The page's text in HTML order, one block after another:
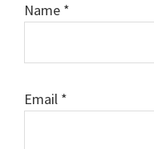
Name *
Email *